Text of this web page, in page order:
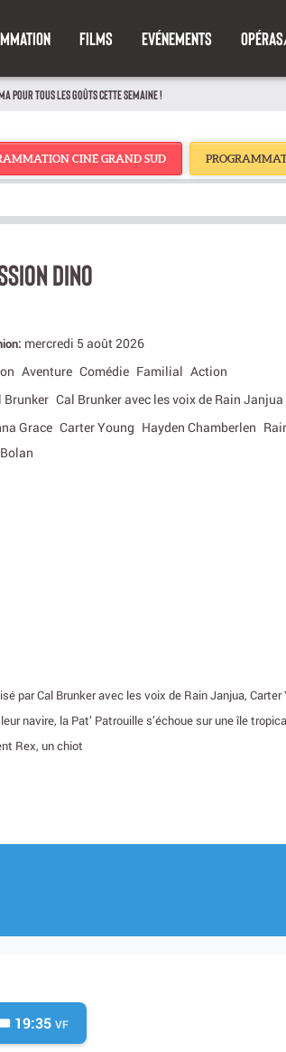
FILMS EVÉNEMENTS
POUR TOUS LES GOÛTS CETTE SEMAINE !
CINÉ GRAND SUD
DINO
mercredi 5 août 2026
Aventure Comédie Familial Action
Brunker Cal Brunker avec les voix de Rain Janjua
Grace Carter Young Hayden Chamberlen
par Cal Brunker avec les voix de Rain Janjua, Carter
navire, la Pat’ Patrouille s’échoue sur une île
Rex, un chiot
19:35 VF